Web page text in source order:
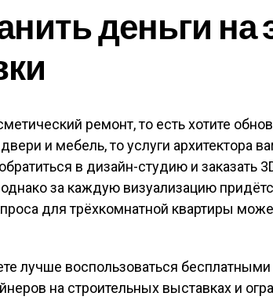
деньги на
ремонт, то есть хотите
и мебель, то услуги архитектора
в дизайн-студию и заказать
за каждую визуализацию
для трёхкомнатной квартиры
лучше воспользоваться бесплатными
на строительных выставках и